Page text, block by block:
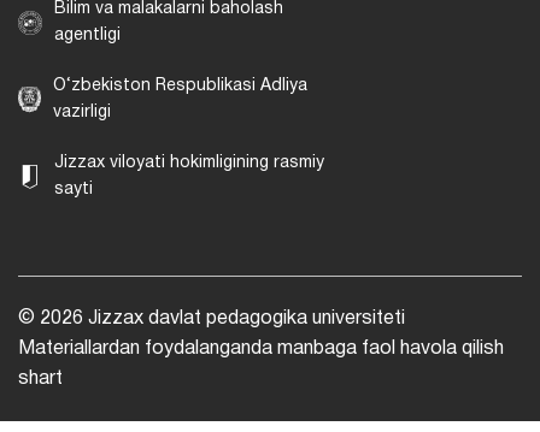
Bilim va malakalarni baholash
agentligi
O‘zbekiston Respublikasi Adliya
vazirligi
Jizzax viloyati hokimligining rasmiy
sayti
© 2026 Jizzax davlat pedagogika universiteti
Materiallardan foydalanganda manbaga faol havola qilish
shart